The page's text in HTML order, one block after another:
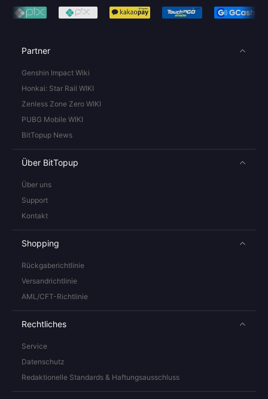
Partner
Genshin Impact Wiki
Honkai: Star Rail WIKI
Zenless Zone Zero WIKI
PUBG Mobile WIKI
BitTopup News
Über BitTopup
Über uns
Support
Kontakt
Shopping
Rückgaberichtlinie
Versandrichtlinie
AML/CFT-Richtlinie
Rechtliches
Service
Datenschutz
Redaktionelle Standards & Haftungsausschluss